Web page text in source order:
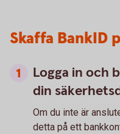
Skaffa BankID
Logga in och
din
Om du inte är
detta på ett